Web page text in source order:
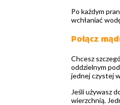
Po każdym
wchłaniać
Połącz
Chcesz
oddzielnym
jednej czystej
Jeśli używasz
wierzchnią.